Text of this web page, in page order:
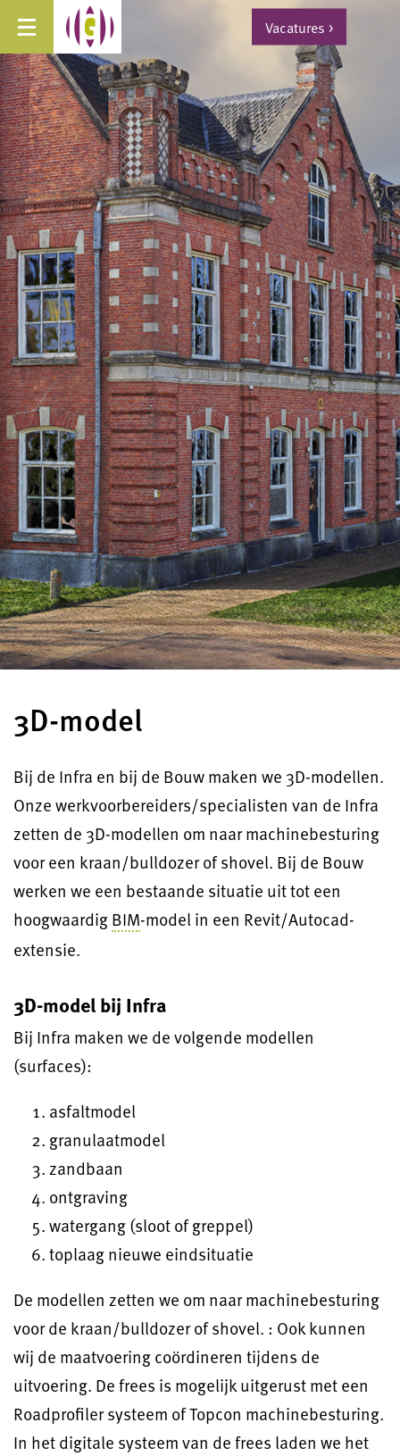
Vacatures >
3D-model
Bij de Infra en bij de Bouw maken we 3D-modellen.
Onze werkvoorbereiders/specialisten van de Infra
zetten de 3D-modellen om naar machinebesturing
voor een kraan/bulldozer of shovel. Bij de Bouw
werken we een bestaande situatie uit tot een
hoogwaardigBIM-model in een Revit/Autocad-
extensie.
3D-model bij Infra
Bij Infra maken we de volgende modellen
(surfaces):
asfaltmodel
granulaatmodel
zandbaan
ontgraving
watergang (sloot of greppel)
toplaag nieuwe eindsituatie
De modellen zetten we om naar machinebesturing
voor de kraan/bulldozer of shovel. : Ook kunnen
wij de maatvoering coördineren tijdens de
uitvoering. De frees is mogelijk uitgerust met een
Roadprofiler systeem of Topcon machinebesturing.
In het digitale systeem van de frees laden we het